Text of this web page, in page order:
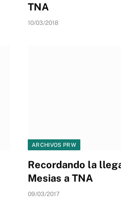
TNA
10/03/2018
ARCHIVOS PRW
Recordando la
Mesias a TNA
09/03/2017